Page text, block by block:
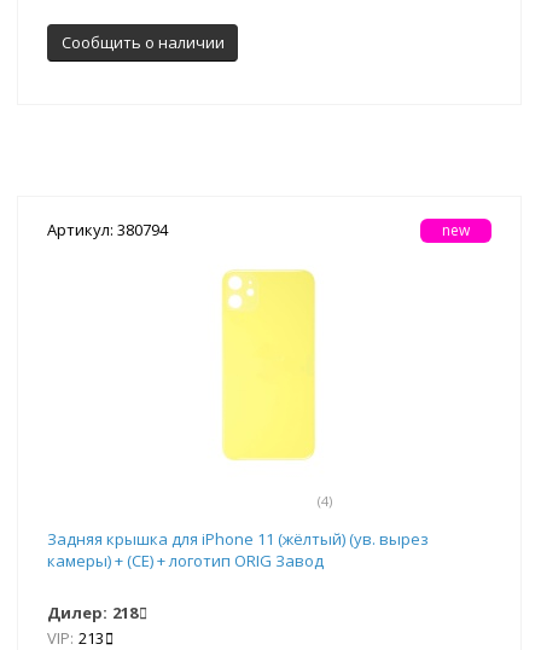
Сообщить о наличии
Артикул: 380794
(4)
new
Задняя крышка для iPhone 11 (жёлтый) (ув. вырез
камеры) + (СЕ) + логотип ORIG Завод
Дилер: 218
VIP: 213